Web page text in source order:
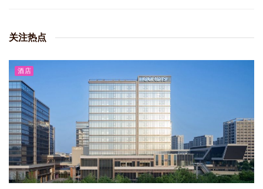
关注热点
酒店